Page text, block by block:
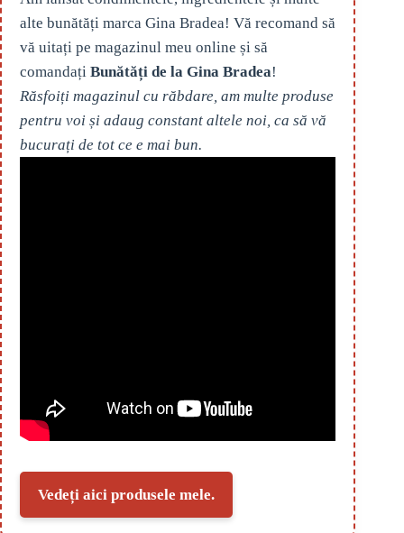
alte bunătăți marca Gina Bradea! Vă recomand să
vă uitați pe magazinul meu online și să
comandați Bunătăți de la Gina Bradea!
Răsfoiți magazinul cu răbdare, am multe produse
pentru voi și adaug constant altele noi, ca să vă
bucurați de tot ce e mai bun.
Vedeți aici produsele mele.